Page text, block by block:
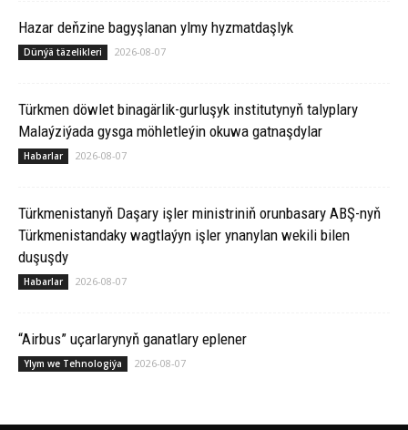
Hazar deňzine bagyşlanan ylmy hyzmatdaşlyk
Dünýä täzelikleri 2026-08-07
Türkmen döwlet binagärlik-gurluşyk institutynyň talyplary
Malaýziýada gysga möhletleýin okuwa gatnaşdylar
Habarlar 2026-08-07
Türkmenistanyň Daşary işler ministriniň orunbasary ABŞ-nyň
Türkmenistandaky wagtlaýyn işler ynanylan wekili bilen
duşuşdy
Habarlar 2026-08-07
“Airbus” uçarlarynyň ganatlary eplener
Ylym we Tehnologiýa 2026-08-07